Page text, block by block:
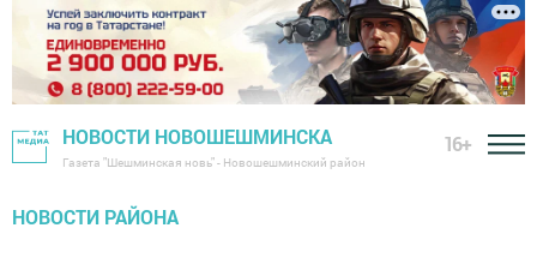
НОВОСТИ НОВОШЕШМИНСКА
Газета "Шешминская новь" - Новошешминский район
16+
НОВОСТИ РАЙОНА